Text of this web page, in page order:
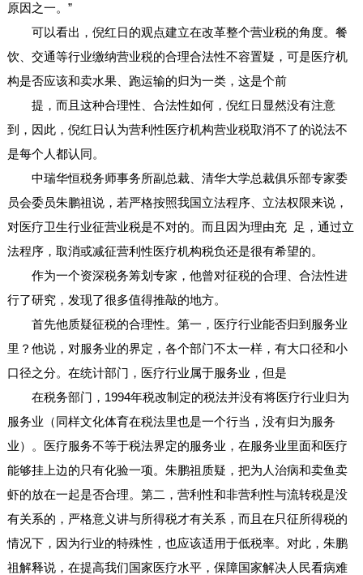
原因之一。”
可以看出，倪红日的观点建立在改革整个营业税的角度。餐
饮、交通等行业缴纳营业税的合理合法性不容置疑，可是医疗机
构是否应该和卖水果、跑运输的归为一类，这是个前
提，而且这种合理性、合法性如何，倪红日显然没有注意
到，因此，倪红日认为营利性医疗机构营业税取消不了的说法不
是每个人都认同。
中瑞华恒税务师事务所副总裁、清华大学总裁俱乐部专家委
员会委员朱鹏祖说，若严格按照我国立法程序、立法权限来说，
对医疗卫生行业征营业税是不对的。而且因为理由充 足，通过立
法程序，取消或减征营利性医疗机构税负还是很有希望的。
作为一个资深税务筹划专家，他曾对征税的合理、合法性进
行了研究，发现了很多值得推敲的地方。
首先他质疑征税的合理性。第一，医疗行业能否归到服务业
里？他说，对服务业的界定，各个部门不太一样，有大口径和小
口径之分。在统计部门，医疗行业属于服务业，但是
在税务部门，1994年税改制定的税法并没有将医疗行业归为
服务业（同样文化体育在税法里也是一个行当，没有归为服务
业）。医疗服务不等于税法界定的服务业，在服务业里面和医疗
能够挂上边的只有化验一项。朱鹏祖质疑，把为人治病和卖鱼卖
虾的放在一起是否合理。第二，营利性和非营利性与流转税是没
有关系的，严格意义讲与所得税才有关系，而且在只征所得税的
情况下，因为行业的特殊性，也应该适用于低税率。对此，朱鹏
祖解释说，在提高我们国家医疗水平，保障国家解决人民看病难